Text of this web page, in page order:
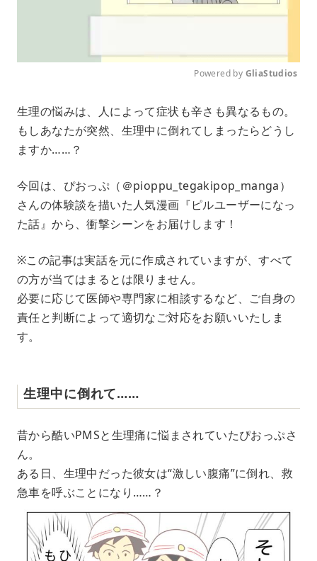
u
t
Powered by GliaStudios
生理の悩みは、人によって症状も辛さも異なるもの。
もしあなたが突然、生理中に倒れてしまったらどうし
ますか……？
今回は、ぴおっぷ（＠pioppu_tegakipop_manga）
さんの体験談を描いた人気漫画『ピルユーザーになっ
た話』から、衝撃シーンをお届けします！
※この記事は実話を元に作成されていますが、すべて
の方が当てはまるとは限りません。
必要に応じて医師や専門家に相談するなど、ご自身の
責任と判断によって適切なご対応をお願いいたしま
す。
生理中に倒れて……
昔から酷いPMSと生理痛に悩まされていたぴおっぷさ
ん。
ある日、生理中だった彼女は“激しい腹痛”に倒れ、救
急車を呼ぶことになり……？